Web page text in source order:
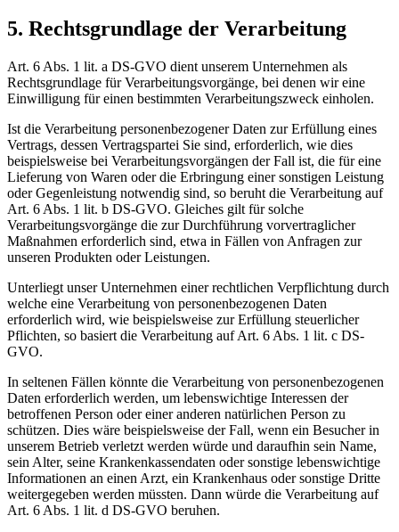
5. Rechtsgrundlage der Verarbeitung
Art. 6 Abs. 1 lit. a DS-GVO dient unserem Unternehmen als
Rechtsgrundlage für Verarbeitungsvorgänge, bei denen wir eine
Einwilligung für einen bestimmten Verarbeitungszweck einholen.
Ist die Verarbeitung personenbezogener Daten zur Erfüllung eines
Vertrags, dessen Vertragspartei Sie sind, erforderlich, wie dies
beispielsweise bei Verarbeitungsvorgängen der Fall ist, die für eine
Lieferung von Waren oder die Erbringung einer sonstigen Leistung
oder Gegenleistung notwendig sind, so beruht die Verarbeitung auf
Art. 6 Abs. 1 lit. b DS-GVO. Gleiches gilt für solche
Verarbeitungsvorgänge die zur Durchführung vorvertraglicher
Maßnahmen erforderlich sind, etwa in Fällen von Anfragen zur
unseren Produkten oder Leistungen.
Unterliegt unser Unternehmen einer rechtlichen Verpflichtung durch
welche eine Verarbeitung von personenbezogenen Daten
erforderlich wird, wie beispielsweise zur Erfüllung steuerlicher
Pflichten, so basiert die Verarbeitung auf Art. 6 Abs. 1 lit. c DS-
GVO.
In seltenen Fällen könnte die Verarbeitung von personenbezogenen
Daten erforderlich werden, um lebenswichtige Interessen der
betroffenen Person oder einer anderen natürlichen Person zu
schützen. Dies wäre beispielsweise der Fall, wenn ein Besucher in
unserem Betrieb verletzt werden würde und daraufhin sein Name,
sein Alter, seine Krankenkassendaten oder sonstige lebenswichtige
Informationen an einen Arzt, ein Krankenhaus oder sonstige Dritte
weitergegeben werden müssten. Dann würde die Verarbeitung auf
Art. 6 Abs. 1 lit. d DS-GVO beruhen.